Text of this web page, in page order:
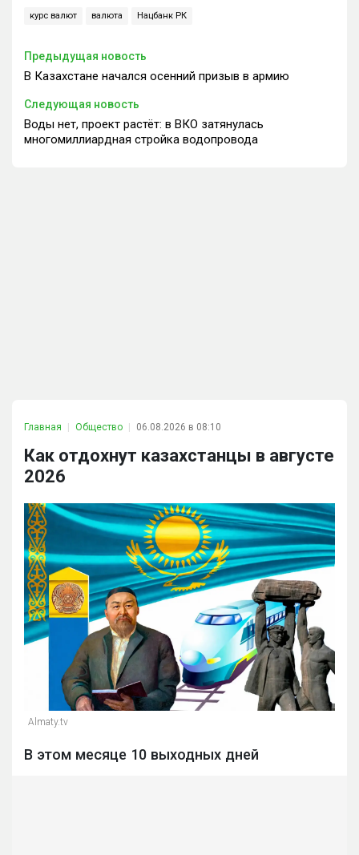
курс валют валюта Нацбанк РК
Предыдущая новость
В Казахстане начался осенний призыв в армию
Следующая новость
Воды нет, проект растёт: в ВКО затянулась
многомиллиардная стройка водопровода
Главная Общество 06.08.2026 в 08:10
Как отдохнут казахстанцы в августе
2026
Almaty.tv
В этом месяце 10 выходных дней